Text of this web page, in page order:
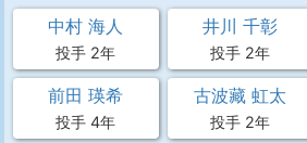
中村 海人
投手 2年
井川 千彰
投手 2年
前田 瑛希
投手 4年
古波藏 虹太
投手 2年